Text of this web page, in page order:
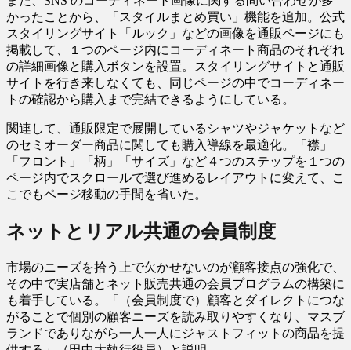
かったことから、「スタイルまとめ買い」機能を追加。公式
スタイリングサイト「ルック」などの画像を通販ページにも
掲載して、１つのページ内にコーディネート商品のそれぞれ
の詳細画像と購入ボタンを設置。スタイリングサイトと通販
サイトを行き来しなくても、同じページの中でコーディネー
トの確認から購入まで完結できるようにしている。
関連して、通販限定で展開しているシャツやジャケットなど
のセミオーダー商品に関しても購入導線を最適化。「襟」
「フロント」「柄」「サイズ」など４つのステップを１つの
ページ内でスクロールで選び進めるレイアウトに変えて、こ
こでもページ移動の手間を省いた。
ネットとリアル共通の会員制度
市場のニーズを拾う上で欠かせないのが顧客接点の強化で、
その中で実店舗とネット販売共通の会員プログラムの構築に
も着手している。「（会員制度で）顧客とダイレクトにつな
がることで個別の顧客ニーズを読み取りやすくなり、マスブ
ランドでありながら一人一人にジャストフィットの商品を提